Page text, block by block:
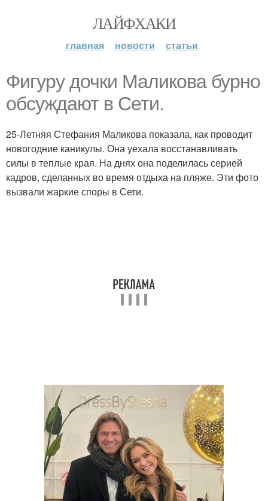
ЛАЙФХАКИ
главная новости статьи
Фигуру дочки Маликова бурно
обсуждают в Сети.
25-Летняя Стефания Маликова показала, как проводит
новогодние каникулы. Она уехала восстанавливать
силы в теплые края. На днях она поделилась серией
кадров, сделанных во время отдыха на пляже. Эти фото
вызвали жаркие споры в Сети.